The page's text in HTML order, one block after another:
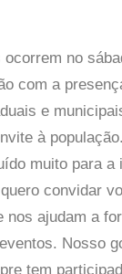
no
com a
e
à
muito para a
convidar
nos ajudam a
Nosso
tem